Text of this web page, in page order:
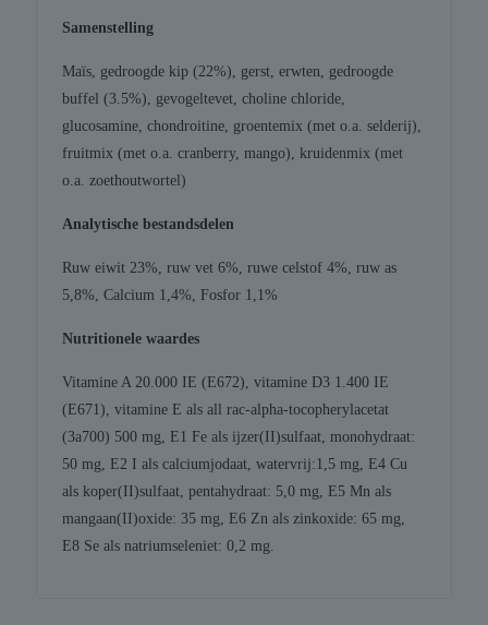
Samenstelling
Maïs, gedroogde kip (22%), gerst, erwten, gedroogde
buffel (3.5%), gevogeltevet, choline chloride,
glucosamine, chondroitine, groentemix (met o.a. selderij),
fruitmix (met o.a. cranberry, mango), kruidenmix (met
o.a. zoethoutwortel)
Analytische bestandsdelen
Ruw eiwit 23%, ruw vet 6%, ruwe celstof 4%, ruw as
5,8%, Calcium 1,4%, Fosfor 1,1%
Nutritionele waardes
Vitamine A 20.000 IE (E672), vitamine D3 1.400 IE
(E671), vitamine E als all rac-alpha-tocopherylacetat
(3a700) 500 mg, E1 Fe als ijzer(II)sulfaat, monohydraat:
50 mg, E2 I als calciumjodaat, watervrij:1,5 mg, E4 Cu
als koper(II)sulfaat, pentahydraat: 5,0 mg, E5 Mn als
mangaan(II)oxide: 35 mg, E6 Zn als zinkoxide: 65 mg,
E8 Se als natriumseleniet: 0,2 mg.